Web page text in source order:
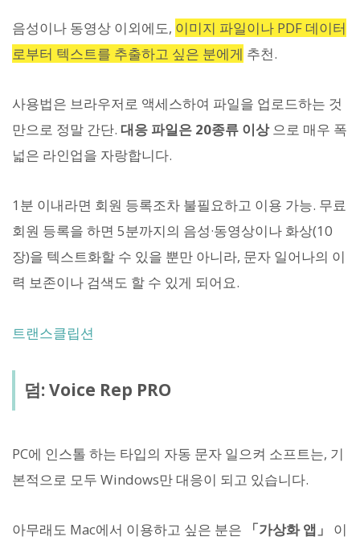
음성이나 동영상 이외에도, 이미지 파일이나 PDF 데이터
로부터 텍스트를 추출하고 싶은 분에게 추천.
사용법은 브라우저로 액세스하여 파일을 업로드하는 것
만으로 정말 간단. 대응 파일은 20종류 이상으로 매우 폭
넓은 라인업을 자랑합니다.
1분 이내라면 회원 등록조차 불필요하고 이용 가능. 무료
회원 등록을 하면 5분까지의 음성·동영상이나 화상(10
장)을 텍스트화할 수 있을 뿐만 아니라, 문자 일어나의 이
력 보존이나 검색도 할 수 있게 되어요.
트랜스클립션
덤: Voice Rep PRO
PC에 인스톨 하는 타입의 자동 문자 일으켜 소프트는, 기
본적으로 모두 Windows만 대응이 되고 있습니다.
아무래도 Mac에서 이용하고 싶은 분은 「가상화 앱」
이